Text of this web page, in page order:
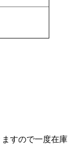
すので一度在庫